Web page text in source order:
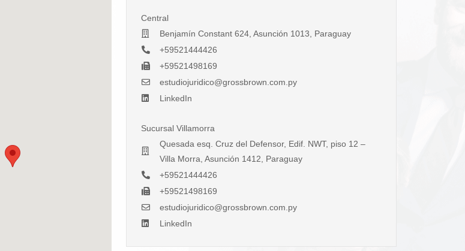
Central
Benjamín Constant 624, Asunción 1013, Paraguay
+59521444426
+59521498169
estudiojuridico@grossbrown.com.py
LinkedIn
Sucursal Villamorra
Quesada esq. Cruz del Defensor, Edif. NWT, piso 12 –
Villa Morra, Asunción 1412, Paraguay
+59521444426
+59521498169
estudiojuridico@grossbrown.com.py
LinkedIn